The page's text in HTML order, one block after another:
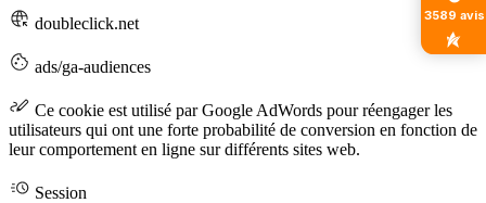
3589 avis
doubleclick.net
ads/ga-audiences
Ce cookie est utilisé par Google AdWords pour réengager les
utilisateurs qui ont une forte probabilité de conversion en fonction de
leur comportement en ligne sur différents sites web.
Session